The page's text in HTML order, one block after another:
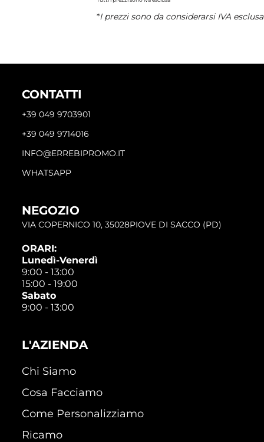
*I prezzi sono da considerarsi IVA esclusa
CONTATTI
+39 049 9703901
+39 049 9714016
INFO@ERREBIPROMO.IT
WHATSAPP
NEGOZIO
VIA COPERNICO 10, 35028PIOVE DI SACCO (PD)
ORARI:
Lunedì-Venerdì
9:00 - 13:00
15:00 - 19:00
Sabato
9:00 - 13:00
L'AZIENDA
Chi Siamo
Cosa Facciamo
Come Personalizziamo
Ricamo